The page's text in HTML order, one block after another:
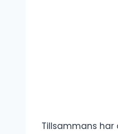
Tillsammans har